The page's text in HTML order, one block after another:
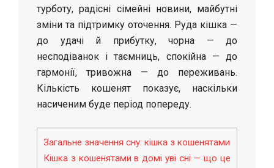
турботу, радісні сімейні новини, майбутні
зміни та підтримку оточення. Руда кішка —
до удачі й прибутку, чорна — до
несподіванок і таємниць, спокійна — до
гармонії, тривожна — до переживань.
Кількість кошенят показує, наскільки
насиченим буде період попереду.
Загальне значення сну: кішка з кошенятами
Кішка з кошенятами в домі уві сні — що це